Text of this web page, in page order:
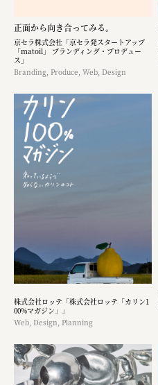
正面から向き合ってみる。
京セラ株式会社「京セラ発スタートアップ
「matoil」 ブランディング・プロデュー
ス」
Branding, Produce, Web, Design
株式会社ロッテ「株式会社ロッテ「カリン1
00%マガジン」」
Web, Design, Planning